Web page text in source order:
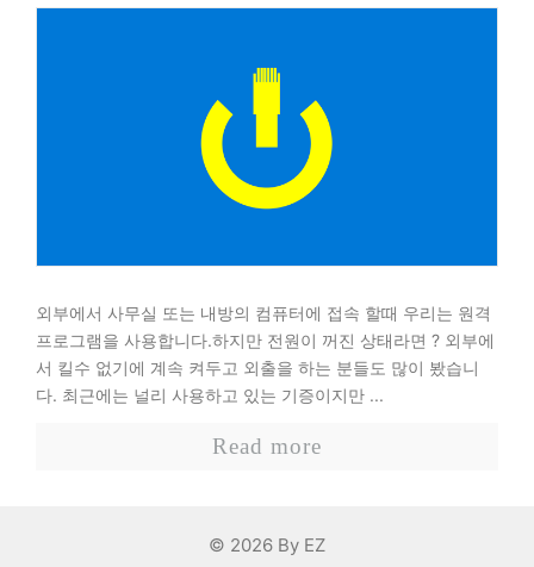
외부에서 사무실 또는 내방의 컴퓨터에 접속 할때 우리는 원격
프로그램을 사용합니다.하지만 전원이 꺼진 상태라면 ? 외부에
서 킬수 없기에 계속 켜두고 외출을 하는 분들도 많이 봤습니
다. 최근에는 널리 사용하고 있는 기증이지만 ...
Read more
© 2026 By EZ